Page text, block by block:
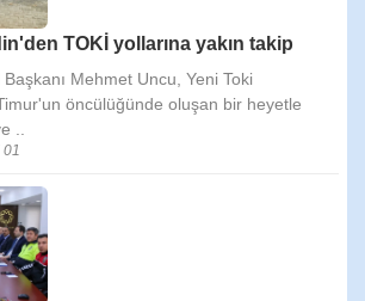
TOKİ yollarına yakın takip
Mehmet Uncu, Yeni Toki
öncülüğünde oluşan bir heyetle
..
01